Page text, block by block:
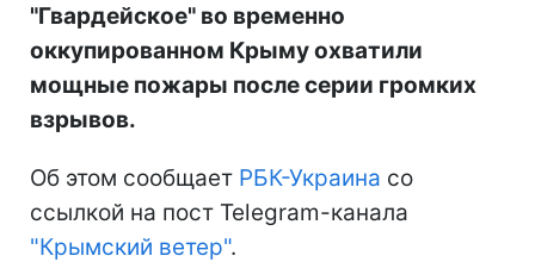
"Гвардейское" во временно
оккупированном Крыму охватили
мощные пожары после серии громких
взрывов.
Об этом сообщает РБК-Украина со
ссылкой на пост Telegram-канала
"Крымский ветер".